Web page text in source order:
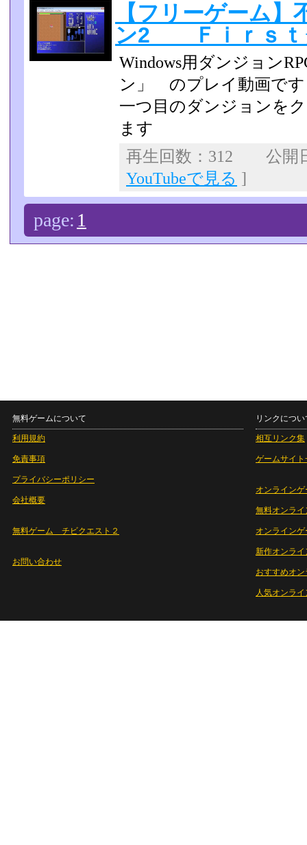
【フリーゲーム
ン2 Ｆｉｒｓｔ
Windows用ダンジョン
ン」 のプレイ動画です
一つ目のダンジョンを
ます
再生回数：312 公開
YouTubeで見る ]
page: 1
無料ゲームについて
利用規約
免責事項
プライバシーポリシー
会社概要
無料ゲーム チビクエスト２
お問い合わせ
リンクについ
相互リンク集
ゲームサイト
オンラインゲ
無料オンライ
オンライン
新作オンライ
おすすめオ
人気オンラ